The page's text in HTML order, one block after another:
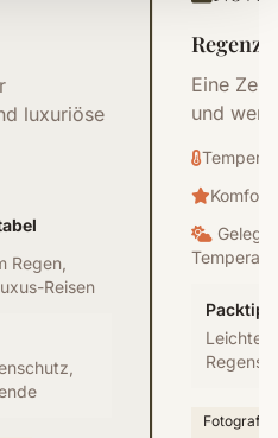
luxuriöse
Regen,
Reisen
Eine Zeit
und
Leichte,
Fotografie